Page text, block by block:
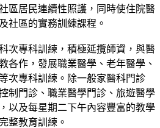
區居民連續性照護，同時使住院醫
社區的實務訓練課程。
次專科訓練，積極延攬師資，與醫
各作，發展職業醫學、老年醫學、
次專科訓練。除一般家醫科門診
制門診、職業醫學門診、旅遊醫學
以及每星期二下午內容豐富的教學
整教育訓練。